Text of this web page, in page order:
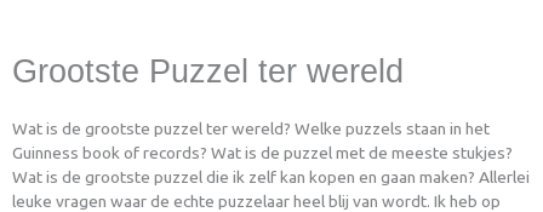
Grootste Puzzel ter wereld
Wat is de grootste puzzel ter wereld? Welke puzzels staan in het
Guinness book of records? Wat is de puzzel met de meeste stukjes?
Wat is de grootste puzzel die ik zelf kan kopen en gaan maken? Allerlei
leuke vragen waar de echte puzzelaar heel blij van wordt. Ik heb op